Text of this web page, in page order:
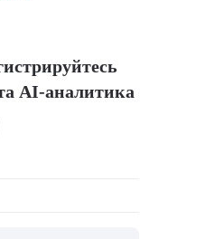
AI-аналитика